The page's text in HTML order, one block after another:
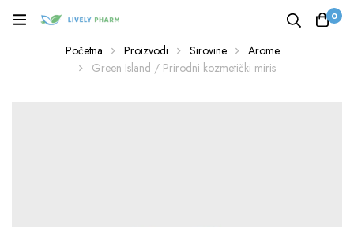
0
Početna Proizvodi Sirovine
Arome
Green Island / Prirodni kozmetički miris